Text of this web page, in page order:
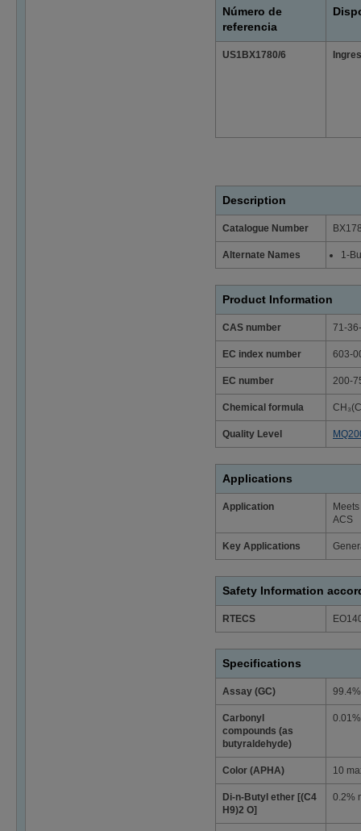
Número de
referencia
US1BX1780/6
Description
Catalogue Number
Alternate Names 1-
Product Information
CAS number 71-
EC index number 603-
EC number 200-
Chemical formula
Quality Level
Applications
Application
ACS
Key Applications
Safety Information
RTECS
Specifications
Assay (GC)
Carbonyl
compounds (as
butyraldehyde)
Color (APHA) 10
Di-n-Butyl ether [(C4
H9)2 O]
0.2%